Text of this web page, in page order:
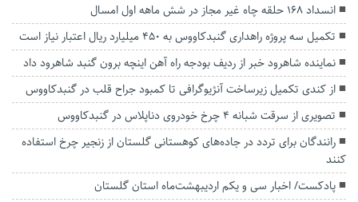
انسداد ۱۶۸ حلقه چاه غیر مجاز در شش ماهه اول امسال
تکمیل سه پروژه‌ راهداری گنبدکاووس به ۴۵۰ میلیارد ریال اعتبار نیاز است
نماینده شاهرود خبر از ردیف بودجه راه آهن اینچه برون گنبد شاهرود داد
از کندی تکمیل زیرساخت‌ آنژیوگرافی تا کمبود جراح قلب در گنبدکاووس
تصویری از سرقت شبانه ۴ چرخ خودروی دناپلاس در گنبدکاووس
رانندگان برای تردد در جاده‌های کوهستانی گلستان از زنجیر چرخ استفاده
کنند
پادکست/ اخبار سی و یکم اردیبهشت‌ماه استان گلستان